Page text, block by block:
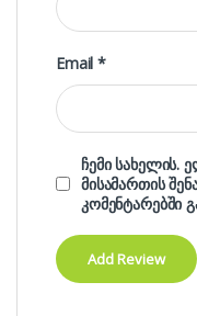
Email*
ჩემი სახელის.
მისამართის
კომენტარებში